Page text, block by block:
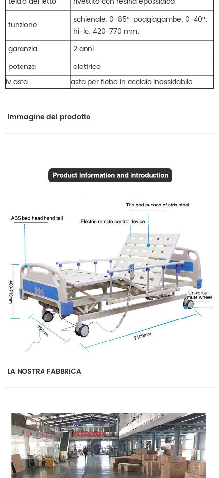
funzione
schienale: 0-85°; poggiagambe: 0-40°;
hi-lo: 420-770 mm;
garanzia
2 anni
potenza
elettrico
iv asta
asta per flebo in acciaio inossidabile
Immagine del prodotto
LA NOSTRA FABBRICA